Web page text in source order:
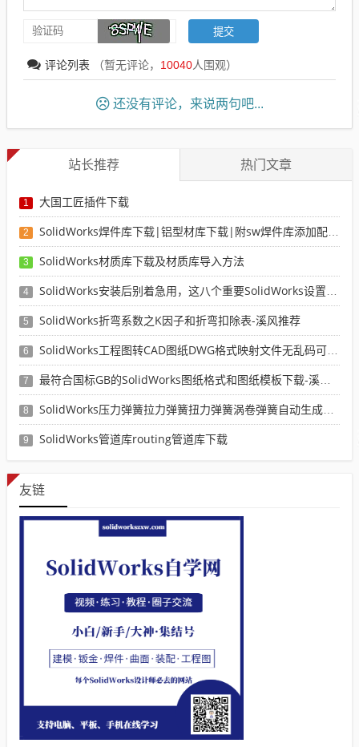
评论列表 （暂无评论， 10040人围观）
还没有评论，来说两句吧...
站长推荐 热门文章
1 大国工匠插件下载
2 SolidWorks焊件库下载|铝型材库下载|附sw焊件库添加配置使用教程
3 SolidWorks材质库下载及材质库导入方法
4 SolidWorks安装后别着急用，这八个重要SolidWorks设置可以提高你的画图效率
5 SolidWorks折弯系数之K因子和折弯扣除表-溪风推荐
6 SolidWorks工程图转CAD图纸DWG格式映射文件无乱码可分层-溪风亲测推荐
7 最符合国标GB的SolidWorks图纸格式和图纸模板下载-溪风专用版
8 SolidWorks压力弹簧拉力弹簧扭力弹簧涡卷弹簧自动生成宏程序下载
9 SolidWorks管道库routing管道库下载
友链